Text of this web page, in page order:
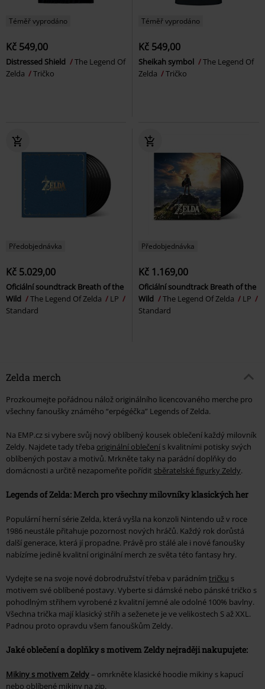
Téměř vyprodáno
Kč 549,00
Distressed Shield
The Legend Of
Zelda
Tričko
Téměř vyprodáno
Kč 549,00
Sheikah symbol
The Legend Of
Zelda
Tričko
Předobjednávka
Kč 5.029,00
Oficiální soundtrack Breath of the
Wild
The Legend Of Zelda
LP
Standard
Předobjednávka
Kč 1.169,00
Oficiální soundtrack Breath of the
Wild
The Legend Of Zelda
LP
Standard
Zelda merch
Prozkoumejte pořádnou nálož originálního licencovaného merche pro
všechny fanoušky známého “erpégéčka” Legends of Zelda.
Na EMP.cz si vybere svůj nový oblíbený kousek oblečení každý milovník
Zeldy. Najdete tady třeba originální oblečení s kvalitními potisky svých
oblíbených postav a motivů. Mrkněte taky na parádní doplňky do
domácnosti a určitě nezapomeňte pořídit sběratelské figurky Zeldy.
Legends of Zelda: Merch pro všechny milovníky klasických her
Populární herní série Zelda, která vyšla na konzoli Nintendo už v roce
1986 neustále přitahuje pozornost nových hráčů. Každý rok dorůstá
další generace, která jí propadne. Právě pro stálé ale i nové fanoušky
nabízíme jedině kvalitní originální merch ze světa této fantasy hry.
Vydejte se na svoje nové dobrodružství třeba v parádním tričku s
motivem své oblíbené postavy. Vyberte si dámské nebo pánské tričko s
pohodlným střihem vyrobené z kvalitní jemné ale odolné 100% bavlny.
Všechna trička mají klasický střih a seženete je ve velikostech S až XXL.
Padnou proto opravdu všem fanouškům Zeldy.
Jaké oblečení a doplňky s motivem Zeldy nejraději nakupujete:
Mikiny s motivem Zeldy– omrkněte klasické hoodie mikiny s kapucí
nebo oblíbené mikiny na zip.